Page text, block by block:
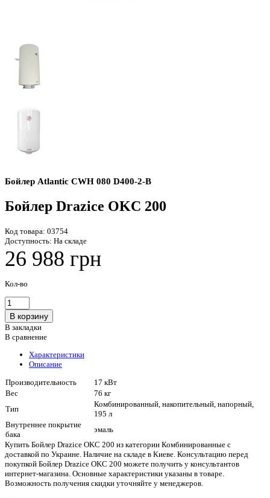
Бойлер Atlantic CWH 080 D400-2-B
Бойлер Drazice OKC 200
Код товара: 03754
Доступность: На складе
26 988 грн
Кол-во
В закладки
В сравнение
Характеристики
Описание
Производительность
17 кВт
Вес
76 кг
Тип
Комбинированный, накопительный, напорный,
195 л
Внутреннее покрытие
бака
эмаль
Купить Бойлер Drazice OKC 200 из категории Комбинированные с
доставкой по Украине. Наличие на складе в Киеве. Консультацию перед
покупкой Бойлер Drazice OKC 200 можете получить у консультантов
интернет-магазина. Основные характеристики указаны в товаре.
Возможность получения скидки уточняйте у менеджеров.